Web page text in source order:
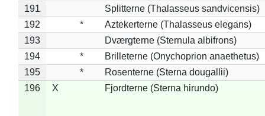
191
Splitterne (Thalasseus sandvicensis)
192
*
Aztekerterne (Thalasseus elegans)
193
Dværgterne (Sternula albifrons)
194
*
Brilleterne (Onychoprion anaethetus)
195
*
Rosenterne (Sterna dougallii)
196
X Fjordterne (Sterna hirundo)